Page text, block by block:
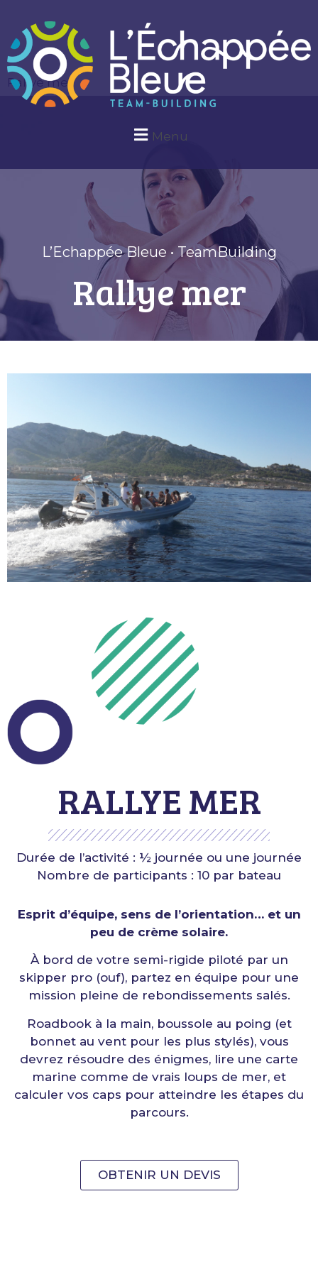
Menu
Rallye mer
L’Echappée Bleue • TeamBuilding
Rallye mer
RALLYE MER
Durée de l’activité : ½ journée ou une journée
Nombre de participants : 10 par bateau
Esprit d’équipe, sens de l’orientation… et un
peu de crème solaire.
À bord de votre semi-rigide piloté par un
skipper pro (ouf), partez en équipe pour une
mission pleine de rebondissements salés.
Roadbook à la main, boussole au poing (et
bonnet au vent pour les plus stylés), vous
devrez résoudre des énigmes, lire une carte
marine comme de vrais loups de mer, et
calculer vos caps pour atteindre les étapes du
parcours.
OBTENIR UN DEVIS